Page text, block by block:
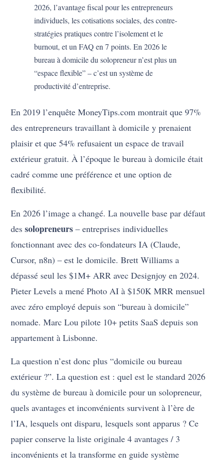
2026, l’avantage fiscal pour les entrepreneurs
individuels, les cotisations sociales, des contre-
stratégies pratiques contre l’isolement et le
burnout, et un FAQ en 7 points. En 2026 le
bureau à domicile du solopreneur n’est plus un
“espace flexible” – c’est un système de
productivité d’entreprise.
En 2019 l’enquête MoneyTips.com montrait que 97%
des entrepreneurs travaillant à domicile y prenaient
plaisir et que 54% refusaient un espace de travail
extérieur gratuit. À l’époque le bureau à domicile était
cadré comme une préférence et une option de
flexibilité.
En 2026 l’image a changé. La nouvelle base par défaut
dessolopreneurs – entreprises individuelles
fonctionnant avec des co-fondateurs IA (Claude,
Cursor, n8n) – est le domicile. Brett Williams a
dépassé seul les $1M+ ARR avec Designjoy en 2024.
Pieter Levels a mené Photo AI à $150K MRR mensuel
avec zéro employé depuis son “bureau à domicile”
nomade. Marc Lou pilote 10+ petits SaaS depuis son
appartement à Lisbonne.
La question n’est donc plus “domicile ou bureau
extérieur ?”. La question est : quel est le standard 2026
du système de bureau à domicile pour un solopreneur,
quels avantages et inconvénients survivent à l’ère de
l’IA, lesquels ont disparu, lesquels sont apparus ? Ce
papier conserve la liste originale 4 avantages / 3
inconvénients et la transforme en guide système